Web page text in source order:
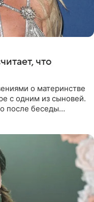
что
о материнстве
с одним из сыновей.
после беседы